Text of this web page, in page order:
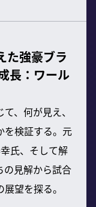
た強豪ブラ
長：ワール
、何が見え、
を検証する。元
氏、そして解
の見解から試合
望を探る。